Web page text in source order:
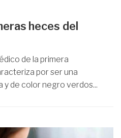
heces del
de la primera
por ser una
y de color negro verdos...